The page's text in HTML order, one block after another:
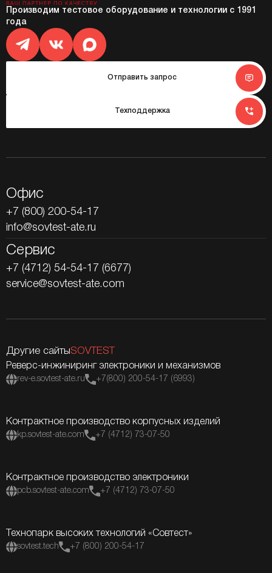
Производим тестовое оборудование и технологии с 1991
года
Отправить запрос
Техподдержка
Офис
+7 (800) 200-54-17
info@sovtest-ate.ru
Сервис
+7 (4712) 54-54-17 (6677)
service@sovtest-ate.com
Другие сайтыSOVTEST
Реверс-инжиниринг электроники и механизмов
rev-e.sovtest-ate.ru +7(800) 200-54-17 (6993)
Контрактное производство корпусных изделий
kp.sovtest-ate.com +7 (4712) 73-07-50
Контрактное производство электроники
pcb.sovtest-ate.com +7 (4712) 73-07-50
Технопарк высоких технологий «Совтест»
sovtest.tech +7 (800) 200-54-17